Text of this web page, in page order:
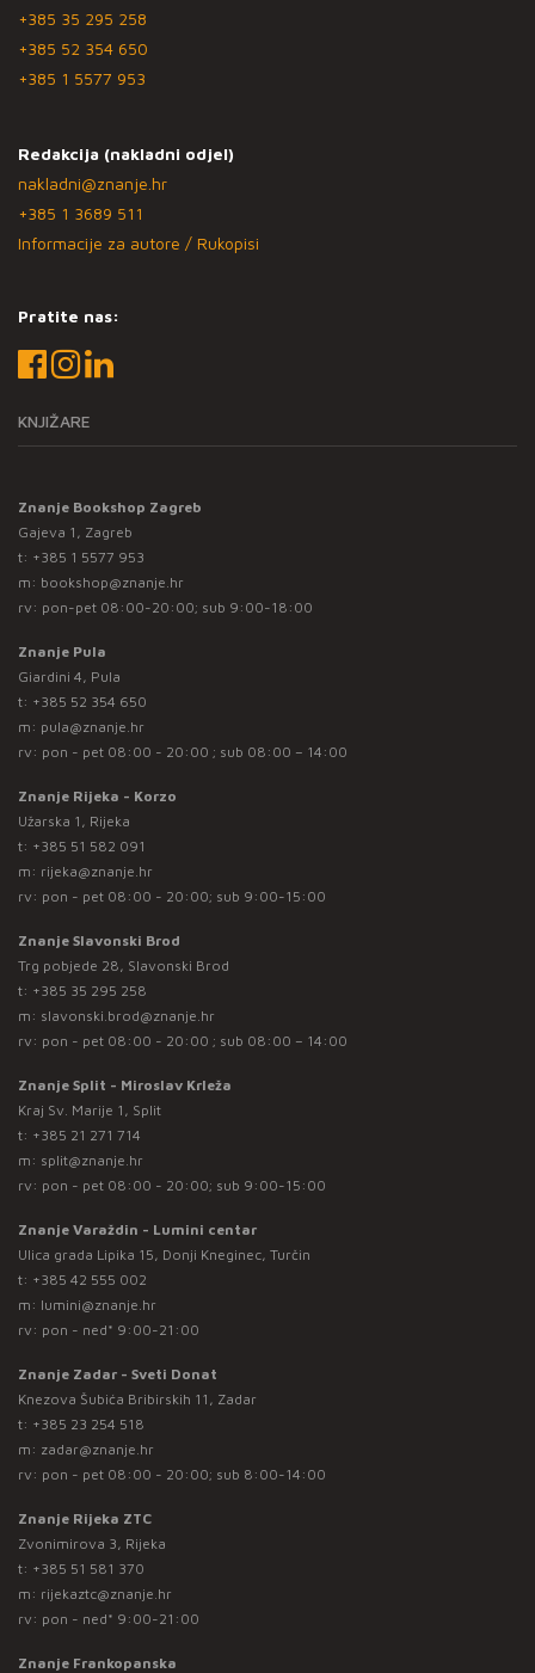
+385 35 295 258
+385 52 354 650
+385 1 5577 953
Redakcija (nakladni odjel)
nakladni@znanje.hr
+385 1 3689 511
Informacije za autore / Rukopisi
Pratite nas:
KNJIŽARE
Znanje Bookshop Zagreb
Gajeva 1, Zagreb
t: +385 1 5577 953
m: bookshop@znanje.hr
rv: pon-pet 08:00-20:00; sub 9:00-18:00
Znanje Pula
Giardini 4, Pula
t: +385 52 354 650
m: pula@znanje.hr
rv: pon - pet 08:00 - 20:00 ; sub 08:00 – 14:00
Znanje Rijeka - Korzo
Užarska 1, Rijeka
t: +385 51 582 091
m: rijeka@znanje.hr
rv: pon - pet 08:00 - 20:00; sub 9:00-15:00
Znanje Slavonski Brod
Trg pobjede 28, Slavonski Brod
t: +385 35 295 258
m: slavonski.brod@znanje.hr
rv: pon - pet 08:00 - 20:00 ; sub 08:00 – 14:00
Znanje Split - Miroslav Krleža
Kraj Sv. Marije 1, Split
t: +385 21 271 714
m: split@znanje.hr
rv: pon - pet 08:00 - 20:00; sub 9:00-15:00
Znanje Varaždin - Lumini centar
Ulica grada Lipika 15, Donji Kneginec, Turčin
t: +385 42 555 002
m: lumini@znanje.hr
rv: pon - ned* 9:00-21:00
Znanje Zadar - Sveti Donat
Knezova Šubića Bribirskih 11, Zadar
t: +385 23 254 518
m: zadar@znanje.hr
rv: pon - pet 08:00 - 20:00; sub 8:00-14:00
Znanje Rijeka ZTC
Zvonimirova 3, Rijeka
t: +385 51 581 370
m: rijekaztc@znanje.hr
rv: pon - ned* 9:00-21:00
Znanje Frankopanska